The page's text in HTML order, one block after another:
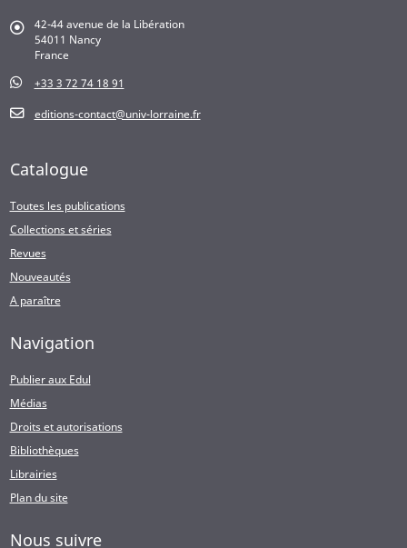
42-44 avenue de la Libération
54011 Nancy
France
+33 3 72 74 18 91
editions-contact@univ-lorraine.fr
Catalogue
Toutes les publications
Collections et séries
Revues
Nouveautés
A paraître
Navigation
Publier aux Edul
Médias
Droits et autorisations
Bibliothèques
Librairies
Plan du site
Nous suivre